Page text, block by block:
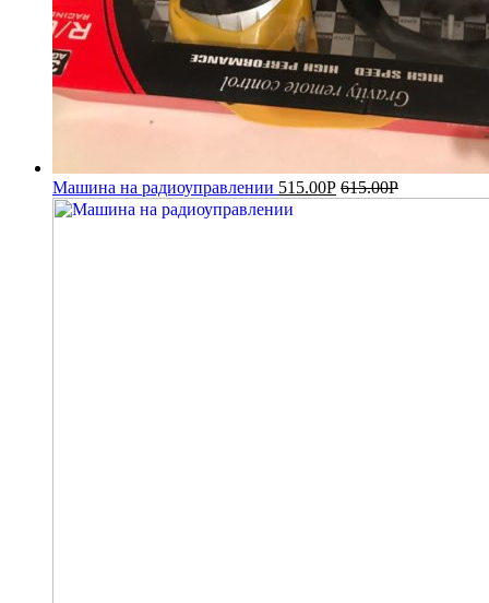
Машина на радиоуправлении 515.00Р 615.00Р